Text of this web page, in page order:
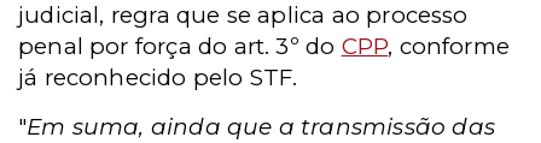
judicial, regra que se aplica ao processo
penal por força do art. 3º do CPP, conforme
já reconhecido pelo STF.
"Em suma, ainda que a transmissão das